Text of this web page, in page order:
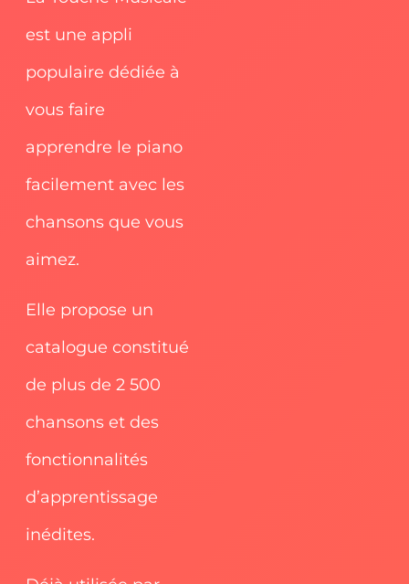
est une appli
populaire dédiée à
vous faire
apprendre le piano
facilement avec les
chansons que vous
aimez.
Elle propose un
catalogue constitué
de plus de 2 500
chansons et des
fonctionnalités
d’apprentissage
inédites.